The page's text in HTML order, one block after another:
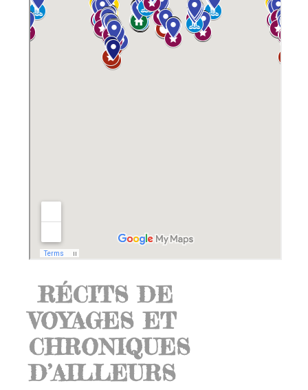
RÉCITS DE
VOYAGES ET
CHRONIQUES
D’AILLEURS